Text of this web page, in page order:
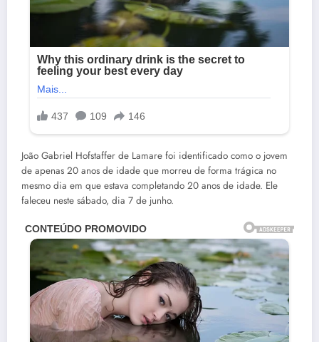
João Gabriel Hofstaffer de Lamare foi identificado como o jovem
de apenas 20 anos de idade que morreu de forma trágica no
mesmo dia em que estava completando 20 anos de idade. Ele
faleceu neste sábado, dia 7 de junho.